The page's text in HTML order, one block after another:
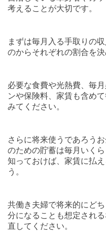
考えることが大切です。
まずは毎月入る手取りの
のからそれぞれの割合を決
必要な食費や光熱費、毎
ンや保険料、家賃も含め
みてください。
さらに将来使うであろう
のための貯蓄は毎月いく
知っておけば、家賃に払
う。
共働き夫婦で将来的にど
分になることも想定され
直してください。